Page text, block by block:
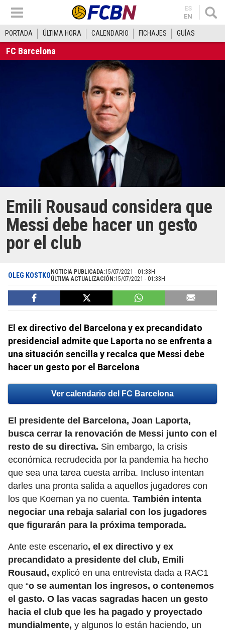
ES
EN
PORTADA ÚLTIMA HORA CALENDARIO FICHAJES GUÍAS
FC Barcelona
Emili Rousaud considera que
Messi debe hacer un gesto
por el club
OLEG KOSTKO NOTICIA PUBLICADA:15/07/2021 - 01:33H
ÚLTIMA ACTUALIZACIÓN:15/07/2021 - 01:33H
El ex directivo del Barcelona y ex precandidato
presidencial admite que Laporta no se enfrenta a
una situación sencilla y recalca que Messi debe
hacer un gesto por el Barcelona
Ver calendario del FC Barcelona
El presidente del Barcelona, Joan Laporta,
busca cerrar la renovación de Messi junto con el
resto de su directiva. Sin embargo, la crisis
económica recrudecida por la pandemia ha hecho
que sea una tarea cuesta arriba. Incluso intentan
darles una pronta salida a aquellos jugadores con
los que Koeman ya no cuenta. También intenta
negociar una rebaja salarial con los jugadores
que figurarán para la próxima temporada.
Ante este escenario, el ex directivo y ex
precandidato a presidente del club, Emili
Rousaud, explicó en una entrevista dada a RAC1
que “o se aumentan los ingresos, o contenemos
el gasto. O las vacas sagradas hacen un gesto
hacia el club que les ha pagado y proyectado
mundialmente, y algunos lo están haciendo, un